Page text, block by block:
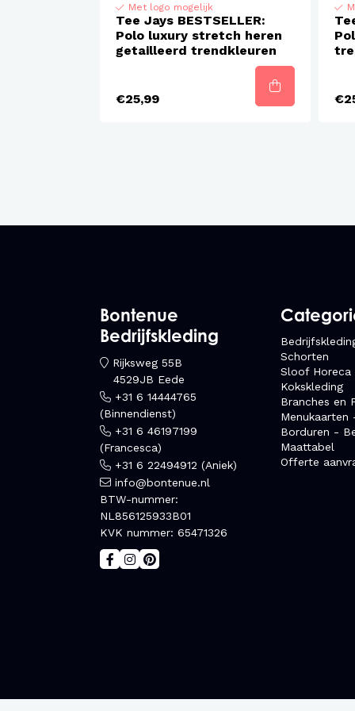
Met logo mogelijk
Tee Jays BESTSELLER:
Polo luxury stretch heren
getailleerd trendkleuren
€25,99
Bontenue
Bedrijfskleding
Rijksweg 55B
4529JB Eede
+31 6 14444765
(Binnendienst)
+31 6 46197199
(Francesca)
+31 6 22494912 (Aniek)
info@bontenue.nl
BTW-nummer:
NL856125933B01
KVK nummer: 65471326
Schorten
Sloof Horeca
Kokskleding
Branches en
Borduren -
Maattabel
Offerte